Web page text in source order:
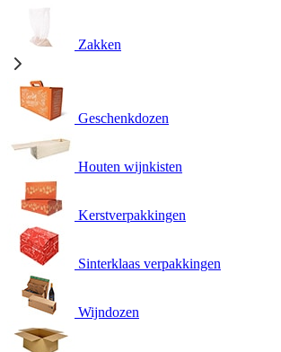
Zakken
Geschenkdozen
Houten wijnkisten
Kerstverpakkingen
Sinterklaas verpakkingen
Wijndozen